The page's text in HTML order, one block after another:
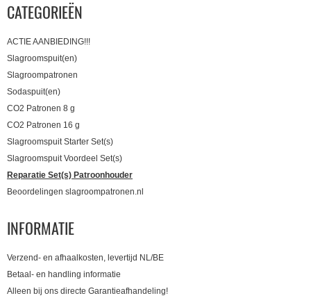
CATEGORIEËN
ACTIE AANBIEDING!!!
Slagroomspuit(en)
Slagroompatronen
Sodaspuit(en)
CO2 Patronen 8 g
CO2 Patronen 16 g
Slagroomspuit Starter Set(s)
Slagroomspuit Voordeel Set(s)
Reparatie Set(s) Patroonhouder
Beoordelingen slagroompatronen.nl
INFORMATIE
Verzend- en afhaalkosten, levertijd NL/BE
Betaal- en handling informatie
Alleen bij ons directe Garantieafhandeling!